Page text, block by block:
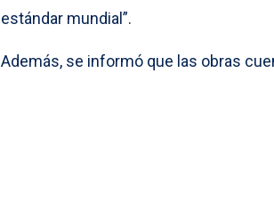
estándar mundial”.
Además, se informó que las obras